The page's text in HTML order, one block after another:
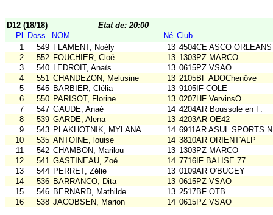
D12 (18/18)
Etat de: 20:00
Pl
Doss. NOM Né Club
1
549 FLAMENT, Noély 13 4504CE ASCO ORLEANS
2
552 FOUCHIER, Cloé 13 1303PZ MARCO
3
540 LEDROIT, Anaïs 13 0615PZ VSAO
4
551 CHANDEZON, Melusine 13 2105BF ADOChenôve
5
545 BARBIER, Clélia 13 9105IF COLE
6
550 PARISOT, Florine 13 0207HF VervinsO
7
547 GAUDE, Anaé 14 4204AR Boussole en F.
8
539 GARDE, Alena 13 4203AR OE42
9
543 PLAKHOTNIK, MYLANA 14 6911AR ASUL SPORTS
10
535 ANTOINE, louise 14 3810AR ORIENT'ALP
11
542 CHAMBON, Marilou 13 1303PZ MARCO
12
541 GASTINEAU, Zoé 14 7716IF BALISE 77
13
544 PERRET, Zélie 13 0109AR O'BUGEY
14
536 BARRANCO, Dita 13 0615PZ VSAO
15
546 BERNARD, Mathilde 13 2517BF OTB
16
538 JACOBSEN, Marion 14 0615PZ VSAO